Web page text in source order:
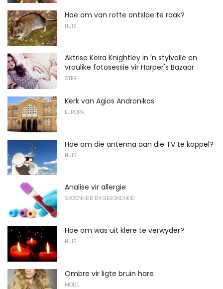
Hoe om van rotte ontslae te raak?
HUIS
Aktrise Keira Knightley in 'n stylvolle en
vroulike fotosessie vir Harper's Bazaar
STER
Kerk van Agios Andronikos
EUROPA
Hoe om die antenna aan die TV te koppel?
HUIS
Analise vir allergie
SKOONHEID EN GESONDHEID
Hoe om was uit klere te verwyder?
HUIS
Ombre vir ligte bruin hare
MODE